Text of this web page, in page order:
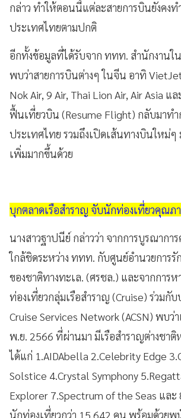
กล่าว ทำให้ตอนนี้แต่ละสายการบินยังคงท
ประเทศไทยตามปกติ
อีกทั้งข้อมูลที่ได้รับจาก ททท. สำนักงานใ
พบว่าสายการบินต่างๆ ในจีน อาทิ
Nok Air, 9 Air, Thai Lion Air, Air Asia
ฟื้นเที่ยวบิน (Resume Flight) กลับมาทำ
ประเทศไทย รวมถึงเปิดเส้นทางบินใหม่ๆ
เพิ่มมากขึ้นด้วย
บุกตลาดเรือสำราญ จับนักท่องเที่ยวคุณภ
นางสาวฐาปนีย์ กล่าวว่า จากการบูรณาการ
ใกล้ชิดระหว่าง ททท. กับศูนย์อำนวยการ
ของชาติทางทะเล. (ศรชล.) และจากการห
ท่องเที่ยวกลุ่มเรือสำราญ (Cruise) ร่วมกับ
Cruise Services Network (ACSN) พบว่
พ.ย. 2566 ที่ผ่านมา มีเรือสำราญต่างชาติ
ได้แก่ 1.AIDAbella 2.Celebrity Edge
Solstice 4.Crystal Symphony
Explorer 7.Spectrum of the Seas แล
นักท่องเที่ยวกว่า 15,642 คน พร้อมด้วยพ